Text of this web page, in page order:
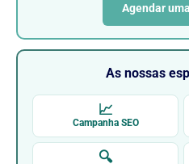
Agendar
As nossas
📈
Campanha SEO
🔍